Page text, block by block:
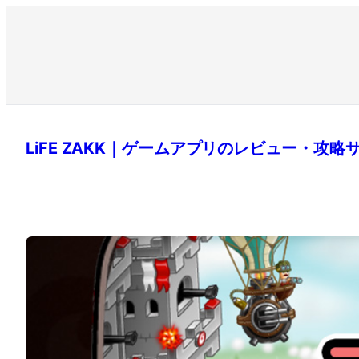
LiFE ZAKK｜ゲームアプリのレビュー・攻略